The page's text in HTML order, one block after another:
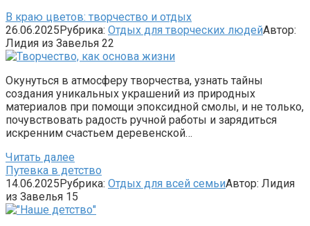
В краю цветов: творчество и отдых
26.06.2025Рубрика: Отдых для творческих людейАвтор:
Лидия из Завелья 22
Окунуться в атмосферу творчества, узнать тайны
создания уникальных украшений из природных
материалов при помощи эпоксидной смолы, и не только,
почувствовать радость ручной работы и зарядиться
искренним счастьем деревенской…
Читать далее
Путевка в детство
14.06.2025Рубрика: Отдых для всей семьиАвтор: Лидия
из Завелья 15